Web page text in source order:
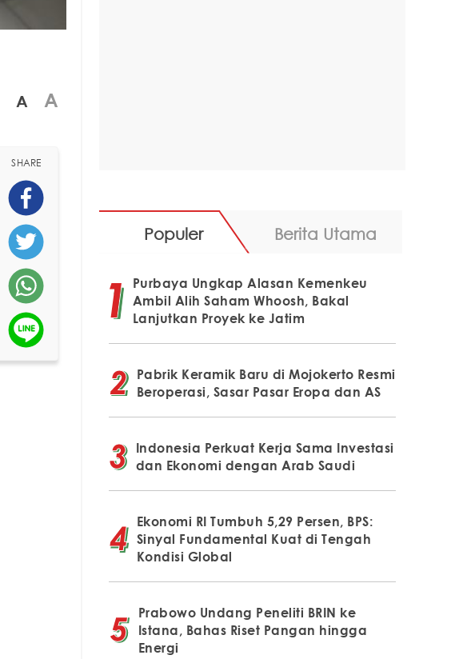
A A
SHARE
Populer Berita Utama
Purbaya Ungkap Alasan Kemenkeu
Ambil Alih Saham Whoosh, Bakal
Lanjutkan Proyek ke Jatim
Pabrik Keramik Baru di Mojokerto Resmi
Beroperasi, Sasar Pasar Eropa dan AS
Indonesia Perkuat Kerja Sama Investasi
dan Ekonomi dengan Arab Saudi
Ekonomi RI Tumbuh 5,29 Persen, BPS:
Sinyal Fundamental Kuat di Tengah
Kondisi Global
Prabowo Undang Peneliti BRIN ke
Istana, Bahas Riset Pangan hingga
Energi